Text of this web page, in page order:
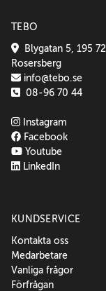
TEBO
Blygatan 5, 195 72
Rosersberg
info@tebo.se
08-96 70 44
Instagram
Facebook
Youtube
LinkedIn
KUNDSERVICE
Kontakta oss
Medarbetare
Vanliga frågor
Förfrågan